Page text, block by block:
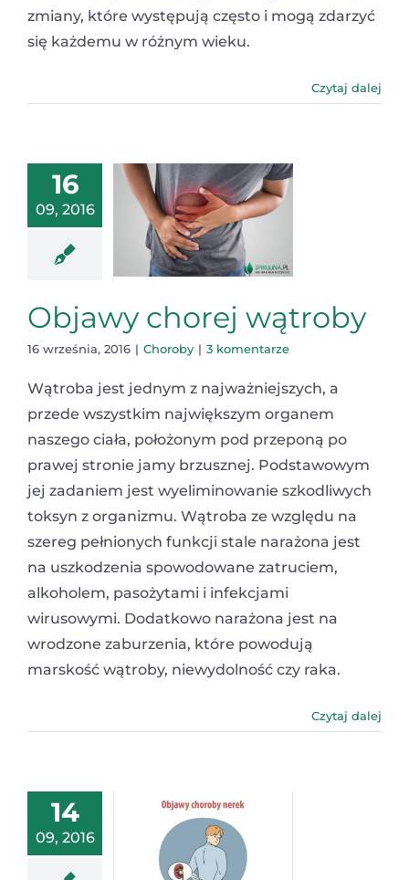
zmiany, które występują często i mogą zdarzyć
się każdemu w różnym wieku.
Czytaj dalej
16
09, 2016
Objawy chorej wątroby
16 września, 2016 | Choroby | 3 komentarze
Wątroba jest jednym z najważniejszych, a
przede wszystkim największym organem
naszego ciała, położonym pod przeponą po
prawej stronie jamy brzusznej. Podstawowym
jej zadaniem jest wyeliminowanie szkodliwych
toksyn z organizmu. Wątroba ze względu na
szereg pełnionych funkcji stale narażona jest
na uszkodzenia spowodowane zatruciem,
alkoholem, pasożytami i infekcjami
wirusowymi. Dodatkowo narażona jest na
wrodzone zaburzenia, które powodują
marskość wątroby, niewydolność czy raka.
Czytaj dalej
14
09, 2016